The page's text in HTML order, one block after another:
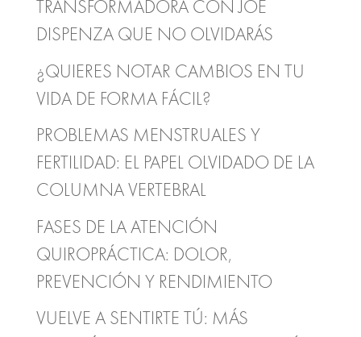
TRANSFORMADORA CON JOE
DISPENZA QUE NO OLVIDARÁS
¿QUIERES NOTAR CAMBIOS EN TU
VIDA DE FORMA FÁCIL?
PROBLEMAS MENSTRUALES Y
FERTILIDAD: EL PAPEL OLVIDADO DE LA
COLUMNA VERTEBRAL
FASES DE LA ATENCIÓN
QUIROPRÁCTICA: DOLOR,
PREVENCIÓN Y RENDIMIENTO
VUELVE A SENTIRTE TÚ: MÁS